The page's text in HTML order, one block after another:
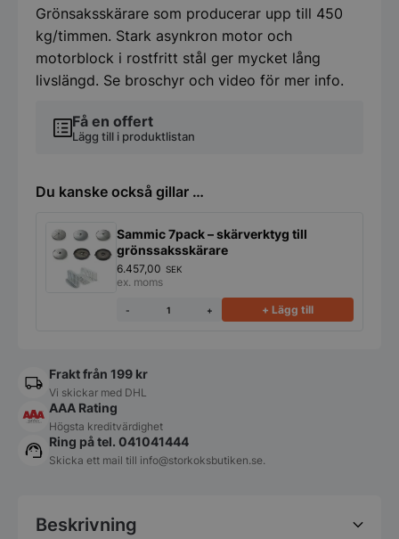
-
Sammic
mängd
Få en offert
Lägg till i produktlistan
Grönsaksskärare som producerar upp till 450
kg/timmen. Stark asynkron motor och
motorblock i rostfritt stål ger mycket lång
livslängd. Se broschyr och video för mer info.
Du kanske också gillar …
Sammic 7pack – skärverktyg till
grönssaksskärare
6.457,00 SEK
ex. moms
- + + Lägg till
Frakt från 199 kr
Vi skickar med DHL
AAA Rating
Högsta kreditvärdighet
Ring på tel. 041041444
Skicka ett mail till info@storkoksbutiken.se.
Beskrivning